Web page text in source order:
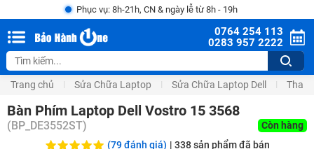
Phục vụ: 8h-21h, CN & ngày lễ từ 8h - 19h
0764 254 113
0283 957 2222
Trang chủ Sửa Chữa Laptop Sửa Chữa Laptop Dell Thay
Bàn Phím Laptop Dell Vostro 15 3568
(BP_DE3552ST)
Còn hàng
(79 đánh giá) | 338sản phẩm đã bán